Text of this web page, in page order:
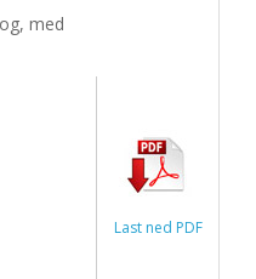
med
Last ned PDF